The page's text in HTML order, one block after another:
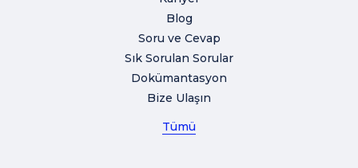
Blog
Soru ve Cevap
Sık Sorulan Sorular
Dokümantasyon
Bize Ulaşın
Tümü